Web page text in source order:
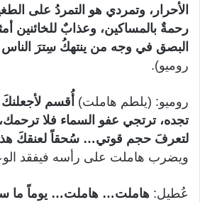
الأحرار، وتمردي هو التمردُ على
رحمةٌ بالمساكين، وعذابٌ للخائنين
البصق في وجه من ينتهكُ سِترَ
روميو).
روميو: (يلطم هاملت) أُقسم
تجده، ترتجي عفو السماء فلا
لتعرفَ حجم قوتي… سُحقاً لعنقكَ هذا
ويضرب هاملت على رأسه فيفقد
عُطيل: هاملت… هاملت… يوماً ما